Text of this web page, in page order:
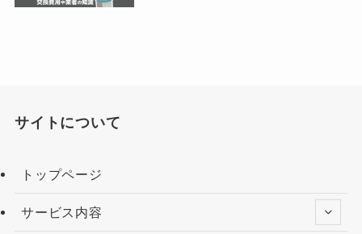
サイトについて
トップページ
サービス内容